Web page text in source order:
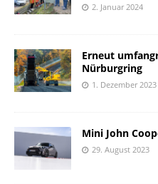
2. Januar 2024
Erneut
Nürburgring
1. Dezember 2023
Mini John
29. August 2023